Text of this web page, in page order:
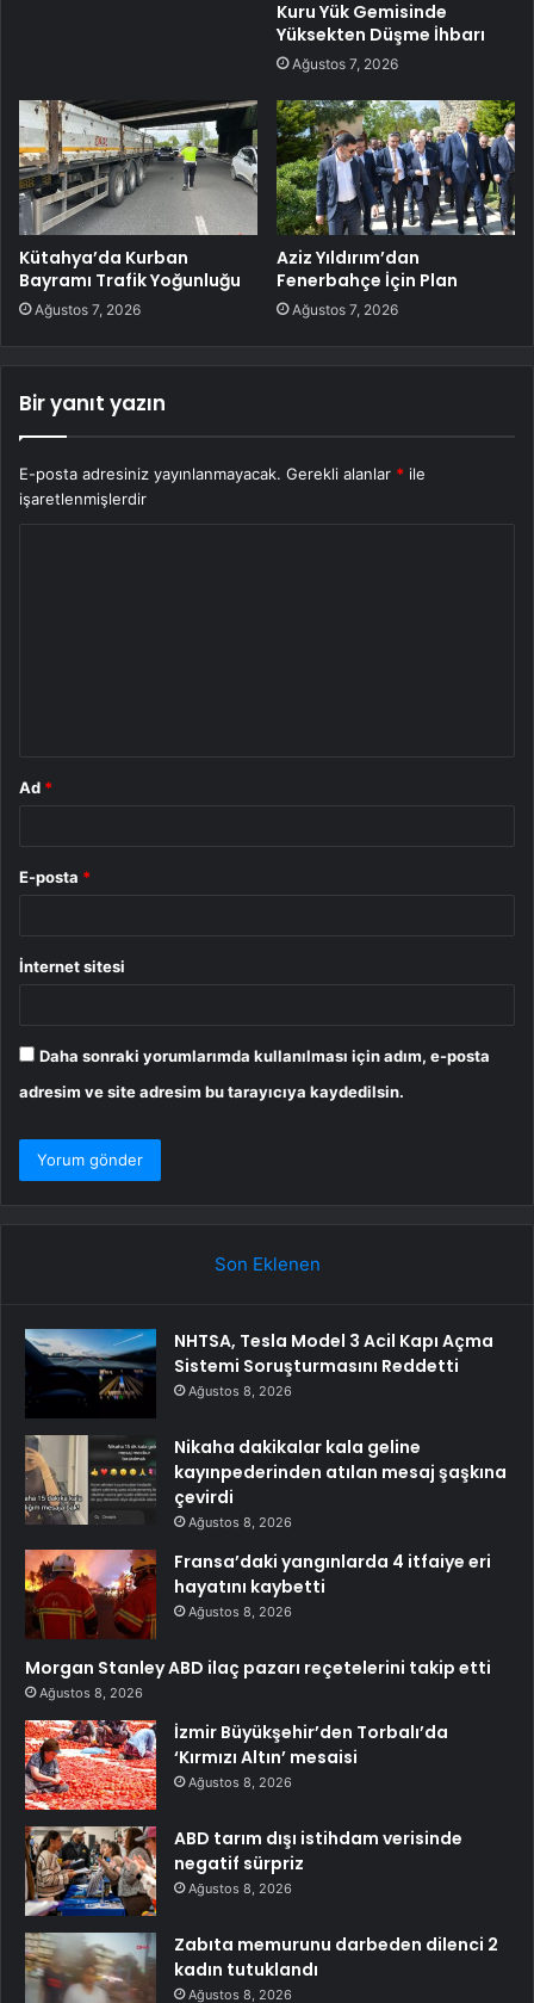
Kuru Yük Gemisinde
Yüksekten Düşme İhbarı
Ağustos 7, 2026
Kütahya’da Kurban
Bayramı Trafik Yoğunluğu
Ağustos 7, 2026
Aziz Yıldırım’dan
Fenerbahçe İçin Plan
Ağustos 7, 2026
Bir yanıt yazın
E-posta adresiniz yayınlanmayacak. Gerekli alanlar * ile
işaretlenmişlerdir
Ad *
E-posta *
İnternet sitesi
Daha sonraki yorumlarımda kullanılması için adım, e-posta
adresim ve site adresim bu tarayıcıya kaydedilsin.
Son Eklenen
NHTSA, Tesla Model 3 Acil Kapı Açma
Sistemi Soruşturmasını Reddetti
Ağustos 8, 2026
Nikaha dakikalar kala geline
kayınpederinden atılan mesaj şaşkına
çevirdi
Ağustos 8, 2026
Fransa’daki yangınlarda 4 itfaiye eri
hayatını kaybetti
Ağustos 8, 2026
Morgan Stanley ABD ilaç pazarı reçetelerini takip etti
Ağustos 8, 2026
İzmir Büyükşehir’den Torbalı’da
‘Kırmızı Altın’ mesaisi
Ağustos 8, 2026
ABD tarım dışı istihdam verisinde
negatif sürpriz
Ağustos 8, 2026
Zabıta memurunu darbeden dilenci 2
kadın tutuklandı
Ağustos 8, 2026